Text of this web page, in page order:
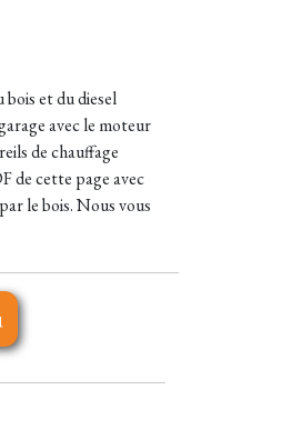
et du diesel
avec le moteur
de chauffage
de cette page avec
le bois. Nous vous